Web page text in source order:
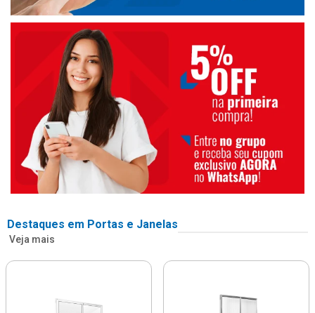
Destaques em Portas e Janelas
Veja mais